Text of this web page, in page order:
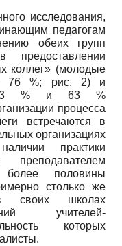
исследования,
педагогам
обеих групп
предоставлении
коллег» (молодые
76 %; рис. 2) и
(73 % и 63 %
процесса
встречаются в
организациях
практики
более половины
столько же
своих школах
учителей-
которых